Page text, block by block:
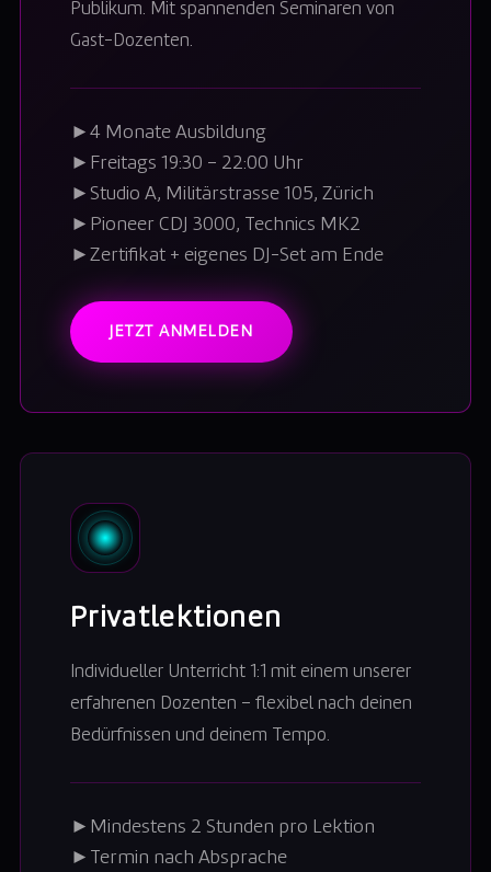
Publikum. Mit spannenden Seminaren von
Gast-Dozenten.
► 4 Monate Ausbildung
► Freitags 19:30 – 22:00 Uhr
► Studio A, Militärstrasse 105, Zürich
► Pioneer CDJ 3000, Technics MK2
► Zertifikat + eigenes DJ-Set am Ende
JETZT ANMELDEN
Privatlektionen
Individueller Unterricht 1:1 mit einem unserer
erfahrenen Dozenten – flexibel nach deinen
Bedürfnissen und deinem Tempo.
► Mindestens 2 Stunden pro Lektion
►
Termin nach Absprache